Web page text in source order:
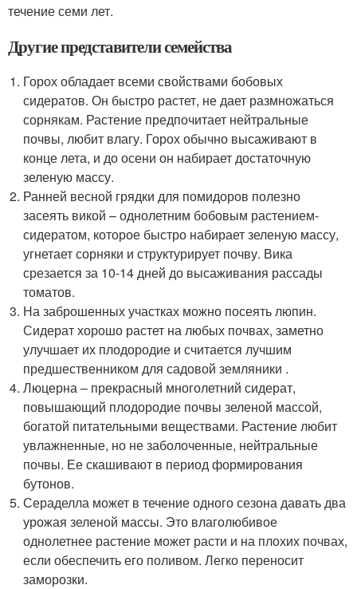
течение семи лет.
Другие представители семейства
Горох обладает всеми свойствами бобовых
сидератов. Он быстро растет, не дает размножаться
сорнякам. Растение предпочитает нейтральные
почвы, любит влагу. Горох обычно высаживают в
конце лета, и до осени он набирает достаточную
зеленую массу.
Ранней весной грядки для помидоров полезно
засеять викой – однолетним бобовым растением-
сидератом, которое быстро набирает зеленую массу,
угнетает сорняки и структурирует почву. Вика
срезается за 10-14 дней до высаживания рассады
томатов.
На заброшенных участках можно посеять люпин.
Сидерат хорошо растет на любых почвах, заметно
улучшает их плодородие и считается лучшим
предшественником для садовой земляники .
Люцерна – прекрасный многолетний сидерат,
повышающий плодородие почвы зеленой массой,
богатой питательными веществами. Растение любит
увлажненные, но не заболоченные, нейтральные
почвы. Ее скашивают в период формирования
бутонов.
Сераделла может в течение одного сезона давать два
урожая зеленой массы. Это влаголюбивое
однолетнее растение может расти и на плохих почвах,
если обеспечить его поливом. Легко переносит
заморозки.